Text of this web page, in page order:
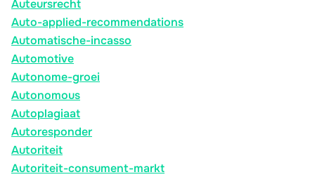
Auteursrecht
Auto-applied-recommendations
Automatische-incasso
Automotive
Autonome-groei
Autonomous
Autoplagiaat
Autoresponder
Autoriteit
Autoriteit-consument-markt